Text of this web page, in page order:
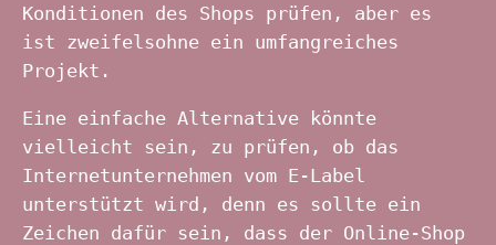
Konditionen des Shops prüfen, aber es
ist zweifelsohne ein umfangreiches
Projekt.
Eine einfache Alternative könnte
vielleicht sein, zu prüfen, ob das
Internetunternehmen vom E-Label
unterstützt wird, denn es sollte ein
Zeichen dafür sein, dass der Online-Shop